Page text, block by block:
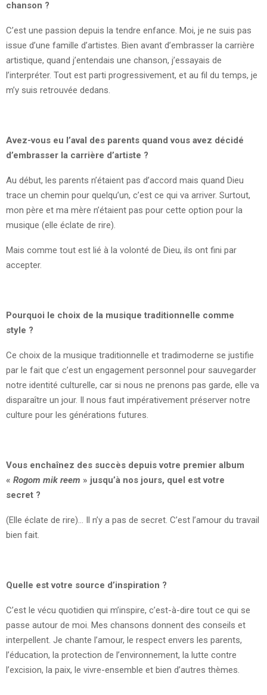
chanson ?
C’est une passion depuis la tendre enfance. Moi, je ne suis pas
issue d’une famille d’artistes. Bien avant d’embrasser la carrière
artistique, quand j’entendais une chanson, j’essayais de
l’interpréter. Tout est parti progressivement, et au fil du temps, je
m’y suis retrouvée dedans.
Avez-vous eu l’aval des parents quand vous avez décidé
d’embrasser la carrière d’artiste ?
Au début, les parents n’étaient pas d’accord mais quand Dieu
trace un chemin pour quelqu’un, c’est ce qui va arriver. Surtout,
mon père et ma mère n’étaient pas pour cette option pour la
musique (elle éclate de rire).
Mais comme tout est lié à la volonté de Dieu, ils ont fini par
accepter.
Pourquoi le choix de la musique traditionnelle comme
style ?
Ce choix de la musique traditionnelle et tradimoderne se justifie
par le fait que c’est un engagement personnel pour sauvegarder
notre identité culturelle, car si nous ne prenons pas garde, elle va
disparaître un jour. Il nous faut impérativement préserver notre
culture pour les générations futures.
Vous enchaînez des succès depuis votre premier album
« Rogom mik reem » jusqu’à nos jours, quel est votre
secret ?
(Elle éclate de rire)… Il n’y a pas de secret. C’est l’amour du travail
bien fait.
Quelle est votre source d’inspiration ?
C’est le vécu quotidien qui m’inspire, c’est-à-dire tout ce qui se
passe autour de moi. Mes chansons donnent des conseils et
interpellent. Je chante l’amour, le respect envers les parents,
l’éducation, la protection de l’environnement, la lutte contre
l’excision, la paix, le vivre-ensemble et bien d’autres thèmes.